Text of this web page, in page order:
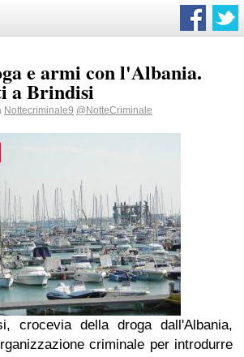
e armi con l'Albania.
a Brindisi
Nottecriminale9 @NotteCriminale
crocevia della droga dall'Albania,
criminale per introdurre